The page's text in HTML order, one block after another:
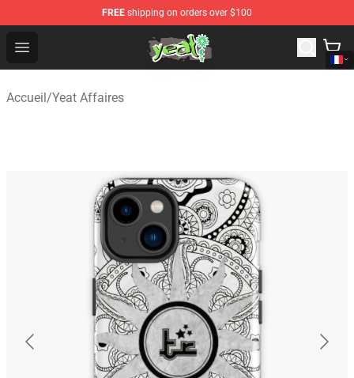
FREE shipping on orders over $100
Open menu
Yeat Shop - Official Yeat Merchandise Store
Accueil/Yeat Affaires